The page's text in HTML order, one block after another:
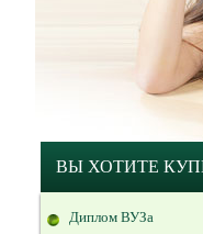
ВЫ ХОТИТЕ
Диплом ВУЗа